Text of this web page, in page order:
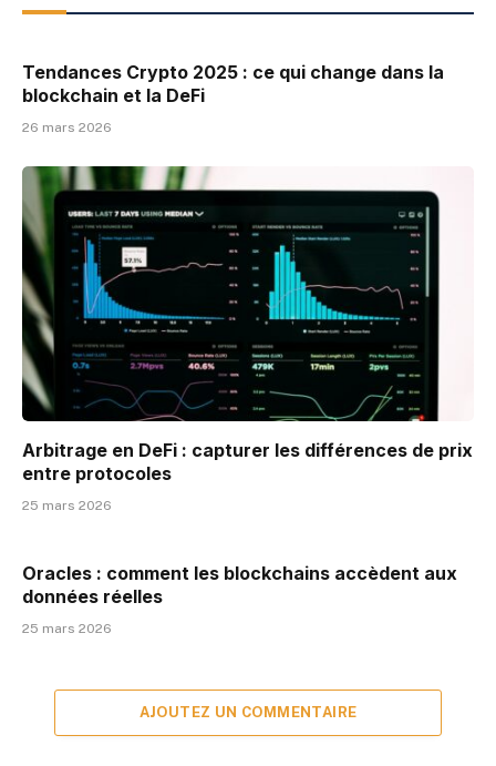
Tendances Crypto 2025 : ce qui change dans la
blockchain et la DeFi
26 mars 2026
Arbitrage en DeFi : capturer les différences de prix
entre protocoles
25 mars 2026
Oracles : comment les blockchains accèdent aux
données réelles
25 mars 2026
AJOUTEZ UN COMMENTAIRE